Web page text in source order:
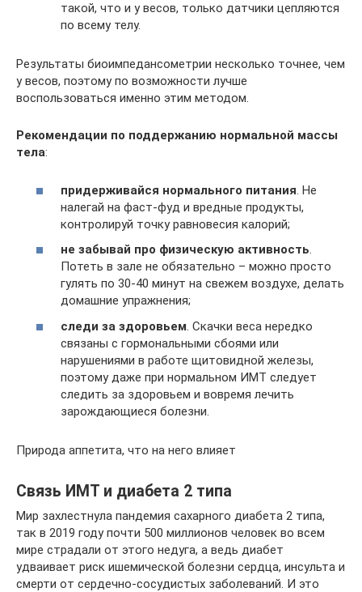
такой, что и у весов, только датчики цепляются
по всему телу.
Результаты биоимпедансометрии несколько точнее, чем
у весов, поэтому по возможности лучше
воспользоваться именно этим методом.
Рекомендации по поддержанию нормальной массы
тела:
придерживайся нормального питания . Не
налегай на фаст-фуд и вредные продукты,
контролируй точку равновесия калорий;
не забывай про физическую активность.
Потеть в зале не обязательно – можно просто
гулять по 30-40 минут на свежем воздухе, делать
домашние упражнения;
следи за здоровьем . Скачки веса нередко
связаны с гормональными сбоями или
нарушениями в работе щитовидной железы,
поэтому даже при нормальном ИМТ следует
следить за здоровьем и вовремя лечить
зарождающиеся болезни.
Природа аппетита, что на него влияет
Связь ИМТ и диабета 2 типа
Мир захлестнула пандемия сахарного диабета 2 типа,
так в 2019 году почти 500 миллионов человек во всем
мире страдали от этого недуга, а ведь диабет
удваивает риск ишемической болезни сердца, инсульта и
смерти от сердечно-сосудистых заболеваний. И это